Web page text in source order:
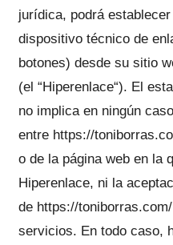
jurídica, podrá
dispositivo técnico de
botones) desde su sitio
(el “Hiperenlace“). El
no implica en ningún
entre https://
o de la página web en la
Hiperenlace, ni la
de https://
servicios. En todo caso,